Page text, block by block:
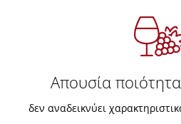
Απουσία
δεν αναδεικνύει